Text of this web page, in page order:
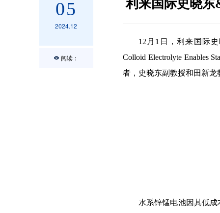
05
2024.12
阅读：
利来国际史晓东
12 月 1 日，利来国际
Colloid Electrolyte Enables
者，史晓东副教授和田新
水系锌锰电池因其低